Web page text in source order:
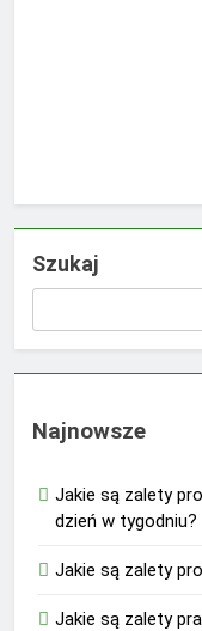
Szukaj
Najnowsze
Jakie są zalety
dzień w tygodniu?
Jakie są zalety
Jakie są zalety